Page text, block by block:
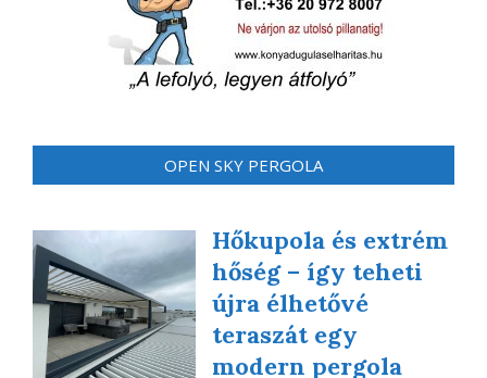
OPEN SKY PERGOLA
Hőkupola és extrém
hőség – így teheti
újra élhetővé
teraszát egy
modern pergola